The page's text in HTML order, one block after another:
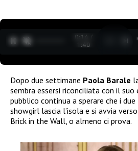
0:15 /
1:40
Dopo due settimane Paola Barale
sembra essersi riconciliata con il suo
pubblico continua a sperare che i
showgirl lascia l’isola e si avvia
Brick in the Wall, o almeno ci prova.